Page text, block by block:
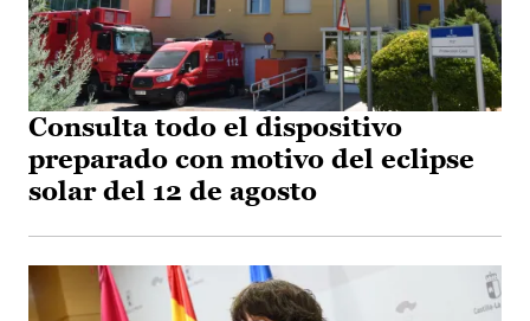
Consulta todo el dispositivo
preparado con motivo del eclipse
solar del 12 de agosto